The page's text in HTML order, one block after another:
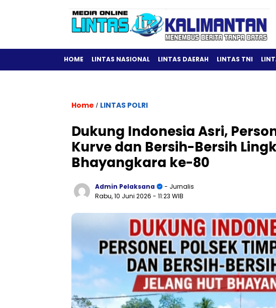
HOME LINTAS NASIONAL LINTAS DAERAH LINTAS TNI
Home / LINTAS POLRI
Dukung Indonesia Asri,
Kurve dan Bersih-Bersih
Bhayangkara ke-80
Admin Pelaksana
- Jurnalis
Rabu, 10 Juni 2026 - 11:23 WIB